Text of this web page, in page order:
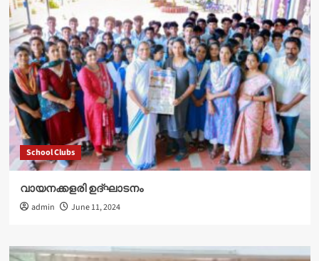
School Clubs
വായനക്കളരി ഉദ്‌ഘാടനം
admin June 11, 2024